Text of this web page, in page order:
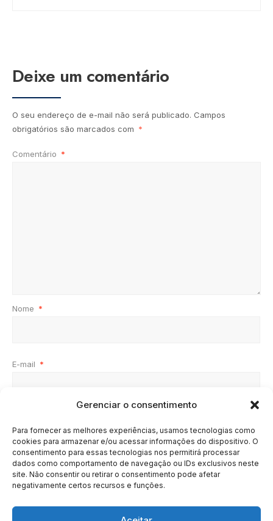
Gerenciar o consentimento
Para fornecer as melhores experiências, usamos tecnologias como
cookies para armazenar e/ou acessar informações do dispositivo. O
consentimento para essas tecnologias nos permitirá processar
dados como comportamento de navegação ou IDs exclusivos neste
site. Não consentir ou retirar o consentimento pode afetar
negativamente certos recursos e funções.
Deixe um comentário
O seu endereço de e-mail não será publicado. Campos
obrigatórios são marcados com *
Comentário *
Nome *
E-mail *